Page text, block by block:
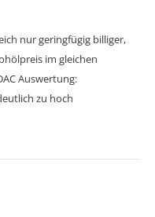
nur geringfügig billiger,
im gleichen
Auswertung:
zu hoch